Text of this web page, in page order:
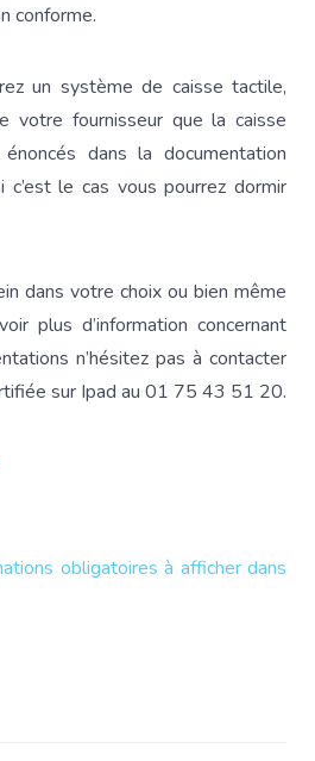
conforme.
un système de caisse tactile,
votre fournisseur que la caisse
dans la documentation
c’est le cas vous pourrez dormir
dans votre choix ou bien même
plus d’information concernant
n’hésitez pas à contacter
sur Ipad au 01 75 43 51 20.
obligatoires à afficher dans